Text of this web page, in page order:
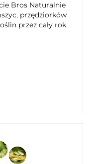
Bros Naturalnie
przędziorków
przez cały rok.